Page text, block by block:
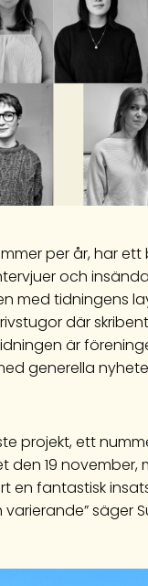
per år, har
och
med tidningens
där
är
generella
projekt, ett
den 19
en fantastisk
säger